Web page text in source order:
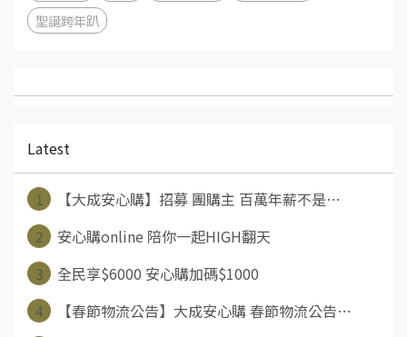
聖誕跨年趴
Latest
1
【大成安心購】招募 團購主 百萬年薪不是⋯
2
安心購online 陪你一起HIGH翻天
3
全民享$6000 安心購加碼$1000
4
【春節物流公告】大成安心購 春節物流公告⋯